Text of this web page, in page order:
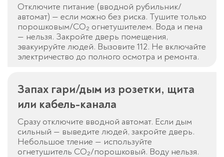
Отключите питание (вводной рубильник/
автомат) — если можно без риска. Тушите только
порошковым/CO₂ огнетушителем. Вода и пена
— нельзя. Закройте дверь помещения,
эвакуируйте людей. Вызовите 112. Не включайте
электричество до полного осмотра и ремонта.
Запах гари/дым из розетки, щита
или кабель-канала
Сразу отключите вводной автомат. Если дым
сильный — выведите людей, закройте дверь.
Небольшое тление — используйте
огнетушитель CO₂/порошковый. Воду нельзя.